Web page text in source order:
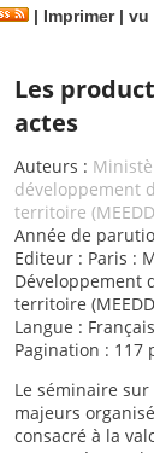
Imprimer| vu
Les
actes
Auteurs :
développement
territoire
Année de
Editeur : Paris :
Développement
territoire
Langue : Français
Pagination : 117
Le séminaire
majeurs
consacré à la